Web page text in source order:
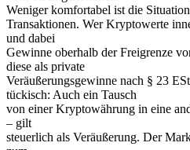
Weniger komfortabel ist die
Transaktionen. Wer Kryptowerte
und dabei
Gewinne oberhalb der Freigrenze
diese als private
Veräußerungsgewinne nach § 23
tückisch: Auch ein Tausch
von einer Kryptowährung in eine
– gilt
steuerlich als Veräußerung. Der